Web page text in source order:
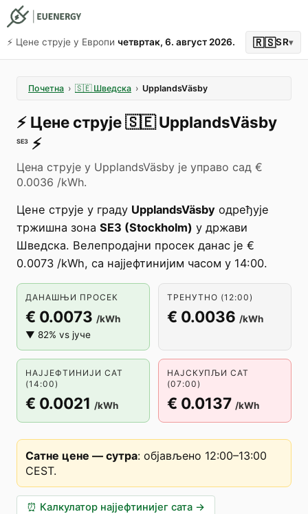
⚡️ Цене струје у Европи четвртак, 6. август 2026. 🇷🇸SR▾
Почетна › 🇸🇪 Шведска › UpplandsVäsby
⚡️ Цене струје🇸🇪 UpplandsVäsby
SE3 ⚡️
Цена струје у UpplandsVäsby је управо сад €
0.0036 /kWh.
Цене струје у граду UpplandsVäsby одређује
тржишна зона SE3 (Stockholm) у држави
Шведска. Велепродајни просек данас је €
0.0073 /kWh, са најјефтинијим часом у 14:00.
ДАНАШЊИ ПРОСЕК
€ 0.0073 /kWh
▼ 82% vs јуче
ТРЕНУТНО (12:00)
€ 0.0036 /kWh
НАЈЈЕФТИНИЈИ САТ
(14:00)
€ 0.0021 /kWh
НАЈСКУПЉИ САТ
(07:00)
€ 0.0137 /kWh
Сатне цене — сутра: објављено 12:00–13:00
CEST.
⏰ Калкулатор најјефтинијег сата →